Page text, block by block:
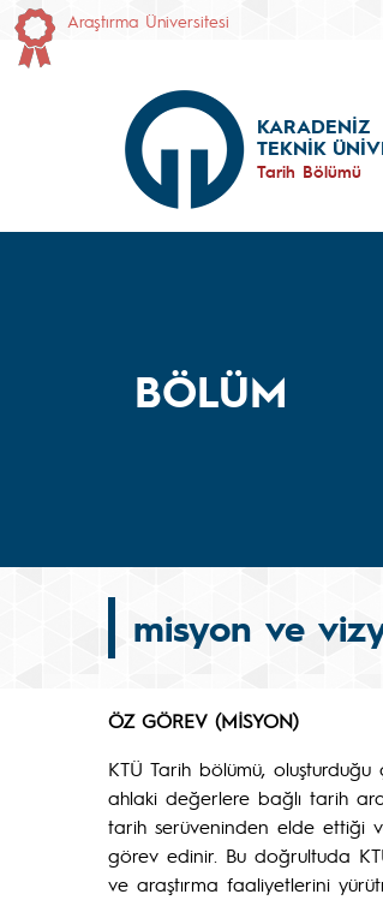
Araştırma Üniversitesi
KARADENİZ
TEKNİK
Tarih Bölümü
BÖLÜM
misyon ve
ÖZ GÖREV (MİSYON)
KTÜ Tarih bölümü,
ahlaki değerlere bağlı tarih
tarih serüveninden elde ettiği
görev edinir. Bu doğrultuda
ve araştırma faaliyetlerini